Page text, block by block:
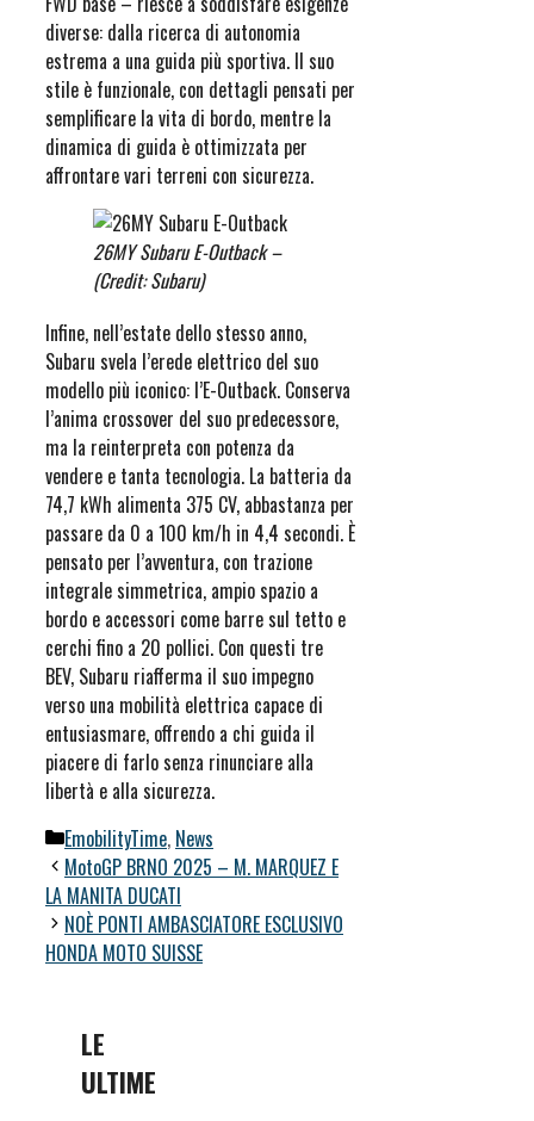
diverse: dalla ricerca di autonomia
estrema a una guida più sportiva. Il suo
stile è funzionale, con dettagli pensati per
semplificare la vita di bordo, mentre la
dinamica di guida è ottimizzata per
affrontare vari terreni con sicurezza.
26MY Subaru E-Outback –
(Credit: Subaru)
Infine, nell’estate dello stesso anno,
Subaru svela l’erede elettrico del suo
modello più iconico: l’E-Outback. Conserva
l’anima crossover del suo predecessore,
ma la reinterpreta con potenza da
vendere e tanta tecnologia. La batteria da
74,7 kWh alimenta 375 CV, abbastanza per
passare da 0 a 100 km/h in 4,4 secondi. È
pensato per l’avventura, con trazione
integrale simmetrica, ampio spazio a
bordo e accessori come barre sul tetto e
cerchi fino a 20 pollici. Con questi tre
BEV, Subaru riafferma il suo impegno
verso una mobilità elettrica capace di
entusiasmare, offrendo a chi guida il
piacere di farlo senza rinunciare alla
libertà e alla sicurezza.
Categorie
EmobilityTime, News
MotoGP BRNO 2025 – M. MARQUEZ E
LA MANITA DUCATI
NOÈ PONTI AMBASCIATORE ESCLUSIVO
HONDA MOTO SUISSE
LE
ULTIME